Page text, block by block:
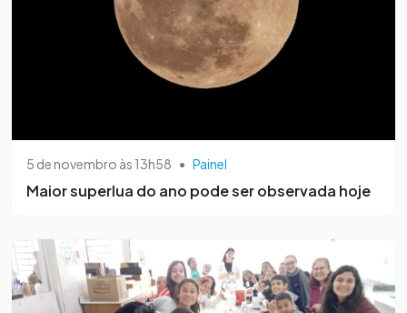
5 de novembro às 13h58 • Painel
Maior superlua do ano pode ser observada hoje